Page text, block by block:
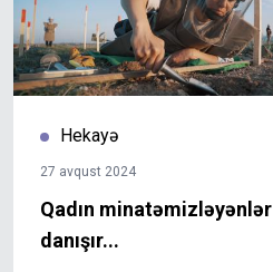
Hekayə
27 avqust 2024
Qadın minatəmizləyənlər
danışır...